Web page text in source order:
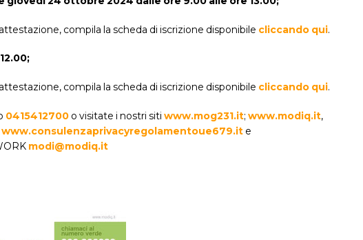
compila la scheda di iscrizione disponibile cliccando qui.
compila la scheda di iscrizione disponibile cliccando qui.
0415412700 o visitate i nostri siti www.mog231.it; www.modiq.it,
www.consulenzaprivacyregolamentoue679.it e
modi@modiq.it